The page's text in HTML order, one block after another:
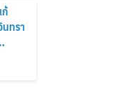
ทรา
าพ